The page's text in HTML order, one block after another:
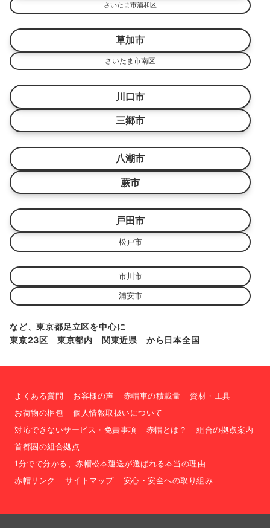
さいたま市浦和区
草加市
さいたま市南区
川口市
三郷市
八潮市
蕨市
戸田市
松戸市
市川市
浦安市
など、東京都足立区を中心に
東京23区 東京都内 関東近県 から日本全国
よくある質問 お客様の声 赤帽車の積載量
資材・工具
お荷物の梱包
個人情報取扱いについて
対応できないサービス・免責事項
赤帽とは？
組合の拠点案内
首都圏の組合拠点
1分でで分かる、赤帽松本運送が選ばれる本当の理由
赤帽リンク
サイトマップ 安心・安全への取り組み